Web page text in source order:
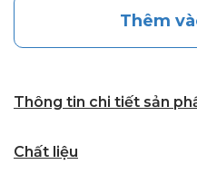
Thêm
Thông tin chi tiết sản
Chất liệu